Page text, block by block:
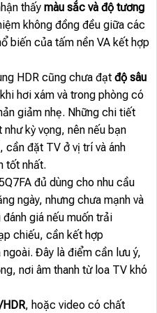
thấy màu sắc và độ tương
không đồng đều giữa các
biến của tấm nền VA kết hợp
HDR cũng chưa đạt độ sâu
hơi xám và trong phòng có
giảm nhẹ. Những chi tiết
kỳ vọng, nên nếu bạn
cần đặt TV ở vị trí và ánh
tốt nhất.
đủ dùng cho nhu cầu
ngày, nhưng chưa mạnh và
giá nếu muốn trải
chiếu, cần kết hợp
Đây là điểm cần lưu ý,
nơi âm thanh từ loa TV khó
, hoặc video có chất